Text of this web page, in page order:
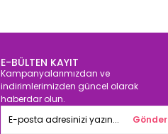
E-BÜLTEN KAYIT
Kampanyalarımızdan ve
indirimlerimizden güncel olarak
haberdar olun.
Gönder